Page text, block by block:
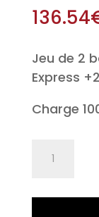
136.54
Jeu de 2
Express
Charge